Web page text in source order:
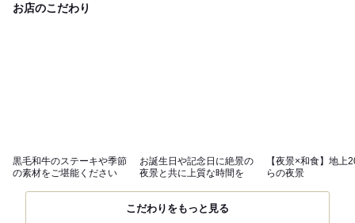
お店のこだわり
黒毛和牛のステーキや季節
の素材をご堪能ください
お誕生日や記念日に絶景の
夜景と共に上質な時間を
【夜景×和食】地上
らの夜景
こだわりをもっと見る